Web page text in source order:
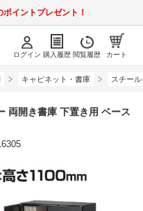
イントプレゼント！
ログイン 購入履歴 閲覧履歴 カート
キャビネット・書庫 スチー
両開き書庫 下置き用 ベース